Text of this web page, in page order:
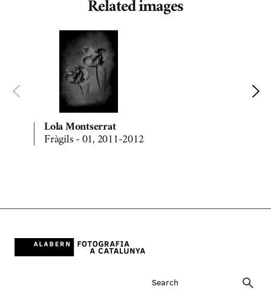
Related images
Lola Montserrat
Fràgils - 01, 2011-2012